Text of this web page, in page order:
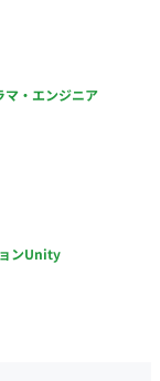
マ・エンジニア
ンUnity